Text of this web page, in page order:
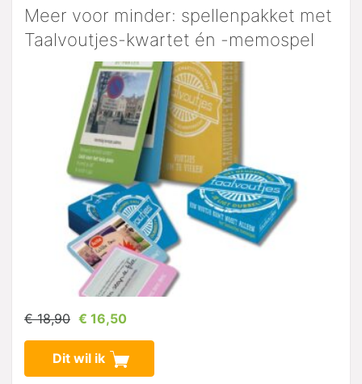
Meer voor minder: spellenpakket met
Taalvoutjes-kwartet én -memospel
€ 18,90 € 16,50
Dit wil ik